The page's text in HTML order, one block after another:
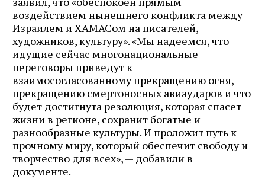
воздействием нынешнего конфликта между
Израилем и ХАМАСом на писателей,
художников, культуру». «Мы надеемся, что
идущие сейчас многонациональные
переговоры приведут к
взаимосогласованному прекращению огня,
прекращению смертоносных авиаударов и что
будет достигнута резолюция, которая спасет
жизни в регионе, сохранит богатые и
разнообразные культуры. И проложит путь к
прочному миру, который обеспечит свободу и
творчество для всех», — добавили в
документе.